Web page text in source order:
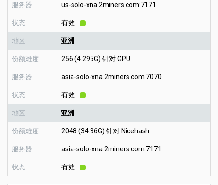
服务器 us-solo-xna.2miners.com:7171
状态 有效
地区 亚洲
份额难度 256 (4.295G) 针对 GPU
服务器 asia-solo-xna.2miners.com:7070
状态 有效
地区 亚洲
份额难度 2048 (34.36G) 针对 Nicehash
服务器 asia-solo-xna.2miners.com:7171
状态 有效